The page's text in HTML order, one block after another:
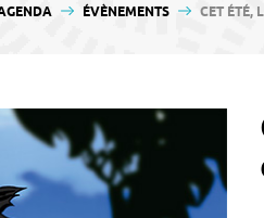
: ÉVÈNEMENTS CET ÉTÉ,